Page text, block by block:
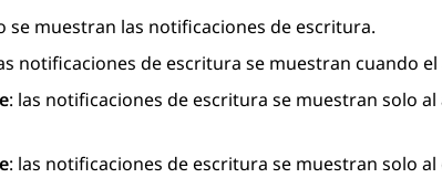
se muestran las notificaciones de escritura.
notificaciones de escritura se muestran cuando
: las notificaciones de escritura se muestran solo
: las notificaciones de escritura se muestran solo